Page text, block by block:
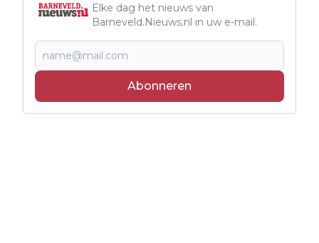
Elke dag het nieuws van
Barneveld.Nieuws.nl in uw e-mail.
Abonneren